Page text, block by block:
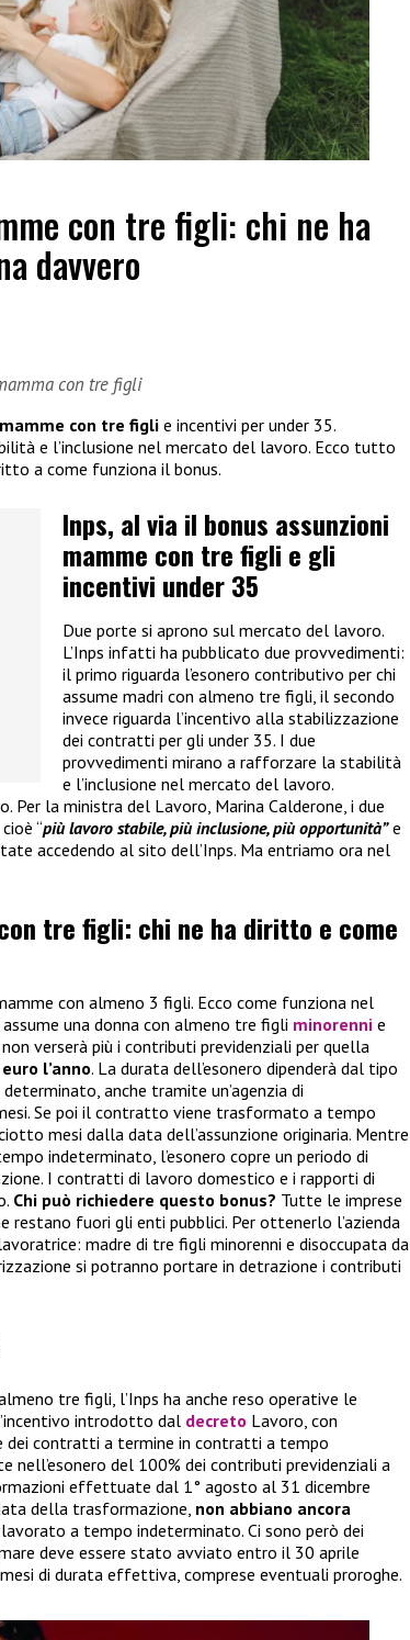
con tre figli: chi ne ha
davvero
con tre figli
con tre figlie incentivi per under 35.
e l’inclusione nel mercato del lavoro. Ecco tutto
a come funziona il bonus.
Inps, al via il bonus assunzioni
mamme con tre figli e gli
incentivi under 35
Due porte si aprono sul mercato del lavoro.
L’Inps infatti ha pubblicato due provvedimenti:
il primo riguarda l’esonero contributivo per chi
assume madri con almeno tre figli, il secondo
invece riguarda l’incentivo alla stabilizzazione
dei contratti per gli under 35. I due
provvedimenti mirano a rafforzare la stabilità
e l’inclusione nel mercato del lavoro.
Per la ministra del Lavoro, Marina Calderone, i due
cioè “più lavoro stabile, più inclusione, più opportunità”e
accedendo al sito dell’Inps. Ma entriamo ora nel
tre figli: chi ne ha diritto e come
con almeno 3 figli. Ecco come funziona nel
una donna con almeno tre figli minorenni e
verserà più i contributi previdenziali per quella
l’anno. La durata dell’esonero dipenderà dal tipo
anche tramite un’agenzia di
Se poi il contratto viene trasformato a tempo
mesi dalla data dell’assunzione originaria. Mentre
indeterminato, l’esonero copre un periodo di
I contratti di lavoro domestico e i rapporti di
Chi può richiedere questo bonus? Tutte le imprese
restano fuori gli enti pubblici. Per ottenerlo l’azienda
madre di tre figli minorenni e disoccupata da
si potranno portare in detrazione i contributi
tre figli, l’Inps ha anche reso operative le
introdotto dal decreto Lavoro, con
dei contratti a termine in contratti a tempo
nell’esonero del 100% dei contributi previdenziali a
effettuate dal 1° agosto al 31 dicembre
della trasformazione, non abbiano ancora
a tempo indeterminato. Ci sono però dei
deve essere stato avviato entro il 30 aprile
di durata effettiva, comprese eventuali proroghe.